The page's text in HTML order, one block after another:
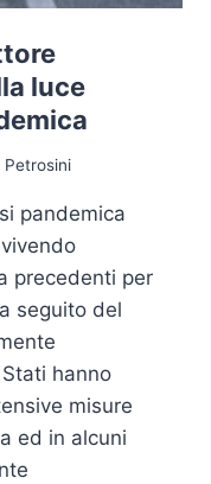
luce
Petrosini
pandemica
precedenti per
seguito del
hanno
misure
ed in alcuni